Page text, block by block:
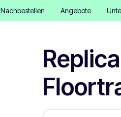
Nachbestellen Angebote